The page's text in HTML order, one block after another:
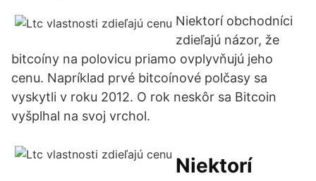
Niektorí obchodníci
zdieľajú názor, že
bitcoíny na polovicu priamo ovplyvňujú jeho
cenu. Napríklad prvé bitcoínové polčasy sa
vyskytli v roku 2012. O rok neskôr sa Bitcoin
vyšplhal na svoj vrchol.
Niektorí